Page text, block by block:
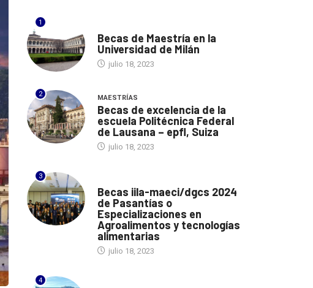
1
Becas de Maestría en la
Universidad de Milán
julio 18, 2023
2 MAESTRÍAS
Becas de excelencia de la
escuela Politécnica Federal
de Lausana – epfl, Suiza
julio 18, 2023
3
Becas iila-maeci/dgcs 2024
de Pasantías o
Especializaciones en
Agroalimentos y tecnologías
alimentarias
julio 18, 2023
4